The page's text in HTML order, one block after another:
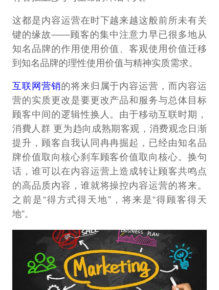
这都是内容运营在时下越来越这般前所未有关
键的缘故——顾客的集中注意力早已很多地从
知名品牌的作用使用价值、客观使用价值迁移
到知名品牌的理性使用价值与精神实质需求。
互联网营销的将来归属于内容运营，而内容运
营的实质更改是要更改产品和服务与总体目标
顾客中间的逻辑性换人。由于移动互联时期，
消費人群 更为趋向成熟期客观，消费观念日渐
提升，顾客自我认同冉冉掘起，已经由知名品
牌价值取向核心刹车顾客价值取向核心。换句
话，谁可以在内容运营上造成转让顾客共鸣点
的高品质內容，谁就将操控内容运营的将来。
之前是“得方式得天地”，将来是“得顾客得天
地”。